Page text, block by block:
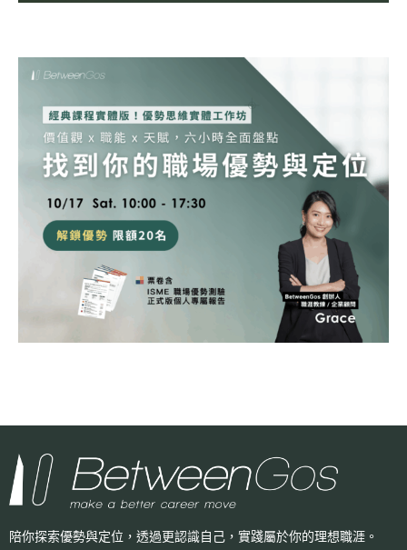
陪你探索優勢與定位，透過更認識自己， 實踐屬於你的理想職涯。